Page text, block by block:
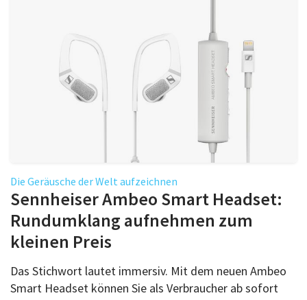
Die Geräusche der Welt aufzeichnen
Sennheiser Ambeo Smart Headset:
Rundumklang aufnehmen zum
kleinen Preis
Das Stichwort lautet immersiv. Mit dem neuen Ambeo
Smart Headset können Sie als Verbraucher ab sofort